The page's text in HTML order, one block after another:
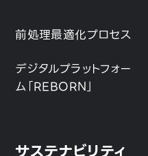
前処理最適化プロセス
デジタルプラットフォー
ム「REBORN」